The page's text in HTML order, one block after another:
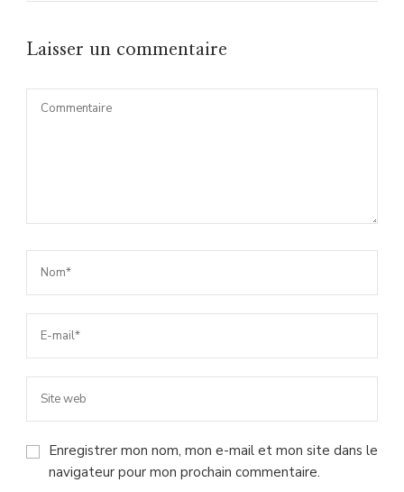
Laisser un commentaire
Enregistrer mon nom, mon e-mail et mon site dans le
navigateur pour mon prochain commentaire.